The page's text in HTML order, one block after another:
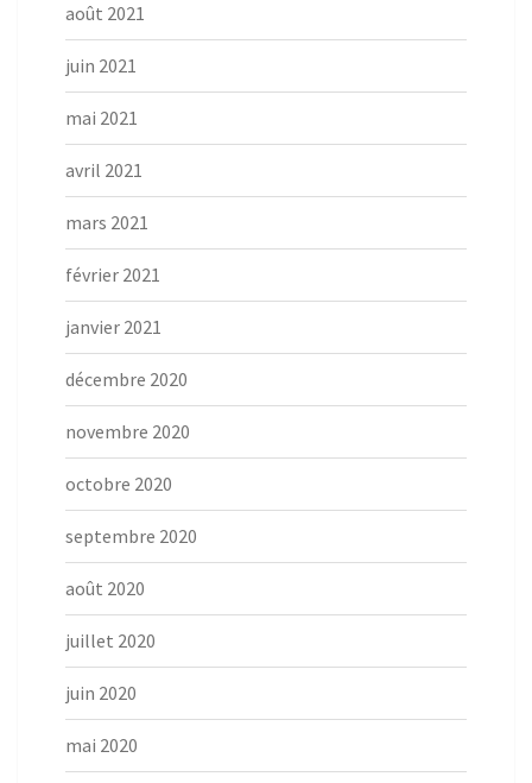
août 2021
juin 2021
mai 2021
avril 2021
mars 2021
février 2021
janvier 2021
décembre 2020
novembre 2020
octobre 2020
septembre 2020
août 2020
juillet 2020
juin 2020
mai 2020